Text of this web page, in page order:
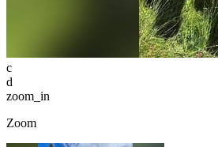
c
d
zoom_in
Zoom